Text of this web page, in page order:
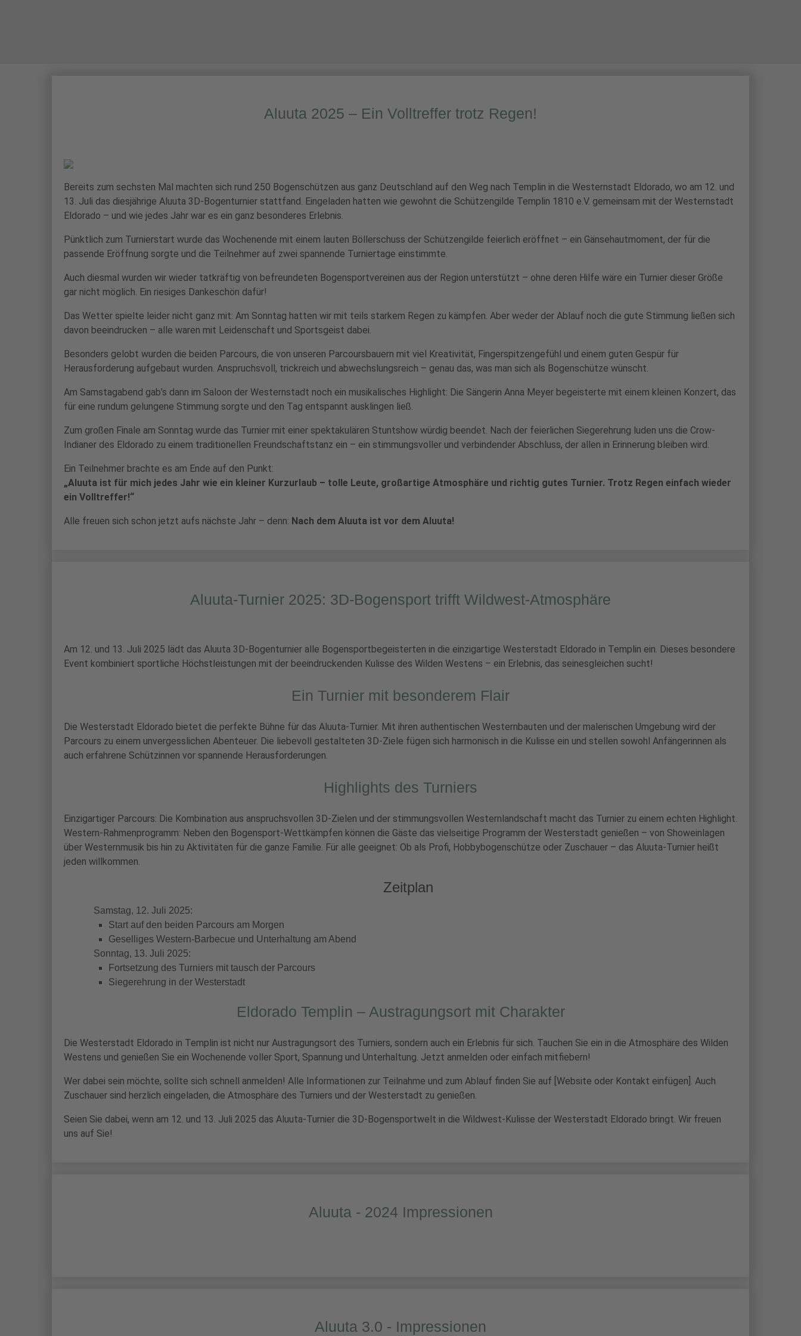
Aluuta 2025 – Ein Volltreffer trotz Regen!
Bereits zum sechsten Mal machten sich rund 250 Bogenschützen aus ganz Deutschland auf den Weg nach Templin in die Westernstadt Eldorado, wo am 12. und
13. Juli das diesjährige Aluuta 3D-Bogenturnier stattfand. Eingeladen hatten wie gewohnt die Schützengilde Templin 1810 e.V. gemeinsam mit der Westernstadt
Eldorado – und wie jedes Jahr war es ein ganz besonderes Erlebnis.
Pünktlich zum Turnierstart wurde das Wochenende mit einem lauten Böllerschuss der Schützengilde feierlich eröffnet – ein Gänsehautmoment, der für die
passende Eröffnung sorgte und die Teilnehmer auf zwei spannende Turniertage einstimmte.
Auch diesmal wurden wir wieder tatkräftig von befreundeten Bogensportvereinen aus der Region unterstützt – ohne deren Hilfe wäre ein Turnier dieser Größe
gar nicht möglich. Ein riesiges Dankeschön dafür!
Das Wetter spielte leider nicht ganz mit: Am Sonntag hatten wir mit teils starkem Regen zu kämpfen. Aber weder der Ablauf noch die gute Stimmung ließen sich
davon beeindrucken – alle waren mit Leidenschaft und Sportsgeist dabei.
Besonders gelobt wurden die beiden Parcours, die von unseren Parcoursbauern mit viel Kreativität, Fingerspitzengefühl und einem guten Gespür für
Herausforderung aufgebaut wurden. Anspruchsvoll, trickreich und abwechslungsreich – genau das, was man sich als Bogenschütze wünscht.
Am Samstagabend gab’s dann im Saloon der Westernstadt noch ein musikalisches Highlight: Die Sängerin Anna Meyer begeisterte mit einem kleinen Konzert, das
für eine rundum gelungene Stimmung sorgte und den Tag entspannt ausklingen ließ.
Zum großen Finale am Sonntag wurde das Turnier mit einer spektakulären Stuntshow würdig beendet. Nach der feierlichen Siegerehrung luden uns die Crow-
Indianer des Eldorado zu einem traditionellen Freundschaftstanz ein – ein stimmungsvoller und verbindender Abschluss, der allen in Erinnerung bleiben wird.
Ein Teilnehmer brachte es am Ende auf den Punkt:
„Aluuta ist für mich jedes Jahr wie ein kleiner Kurzurlaub – tolle Leute, großartige Atmosphäre und richtig gutes Turnier. Trotz Regen einfach wieder
ein Volltreffer!“
Alle freuen sich schon jetzt aufs nächste Jahr – denn: Nach dem Aluuta ist vor dem Aluuta!
Aluuta-Turnier 2025: 3D-Bogensport trifft Wildwest-Atmosphäre
Am 12. und 13. Juli 2025 lädt das Aluuta 3D-Bogenturnier alle Bogensportbegeisterten in die einzigartige Westerstadt Eldorado in Templin ein. Dieses besondere
Event kombiniert sportliche Höchstleistungen mit der beeindruckenden Kulisse des Wilden Westens – ein Erlebnis, das seinesgleichen sucht!
Ein Turnier mit besonderem Flair
Die Westerstadt Eldorado bietet die perfekte Bühne für das Aluuta-Turnier. Mit ihren authentischen Westernbauten und der malerischen Umgebung wird der
Parcours zu einem unvergesslichen Abenteuer. Die liebevoll gestalteten 3D-Ziele fügen sich harmonisch in die Kulisse ein und stellen sowohl Anfängerinnen als
auch erfahrene Schützinnen vor spannende Herausforderungen.
Highlights des Turniers
Einzigartiger Parcours: Die Kombination aus anspruchsvollen 3D-Zielen und der stimmungsvollen Westernlandschaft macht das Turnier zu einem echten Highlight.
Western-Rahmenprogramm: Neben den Bogensport-Wettkämpfen können die Gäste das vielseitige Programm der Westerstadt genießen – von Showeinlagen
über Westernmusik bis hin zu Aktivitäten für die ganze Familie. Für alle geeignet: Ob als Profi, Hobbybogenschütze oder Zuschauer – das Aluuta-Turnier heißt
jeden willkommen.
Zeitplan
Samstag, 12. Juli 2025:
Start auf den beiden Parcours am Morgen
Geselliges Western-Barbecue und Unterhaltung am Abend
Sonntag, 13. Juli 2025:
Fortsetzung des Turniers mit tausch der Parcours
Siegerehrung in der Westerstadt
Eldorado Templin – Austragungsort mit Charakter
Die Westerstadt Eldorado in Templin ist nicht nur Austragungsort des Turniers, sondern auch ein Erlebnis für sich. Tauchen Sie ein in die Atmosphäre des Wilden
Westens und genießen Sie ein Wochenende voller Sport, Spannung und Unterhaltung. Jetzt anmelden oder einfach mitfiebern!
Wer dabei sein möchte, sollte sich schnell anmelden! Alle Informationen zur Teilnahme und zum Ablauf finden Sie auf [Website oder Kontakt einfügen]. Auch
Zuschauer sind herzlich eingeladen, die Atmosphäre des Turniers und der Westerstadt zu genießen.
Seien Sie dabei, wenn am 12. und 13. Juli 2025 das Aluuta-Turnier die 3D-Bogensportwelt in die Wildwest-Kulisse der Westerstadt Eldorado bringt. Wir freuen
uns auf Sie!
Aluuta - 2024 Impressionen
Aluuta 3.0 - Impressionen